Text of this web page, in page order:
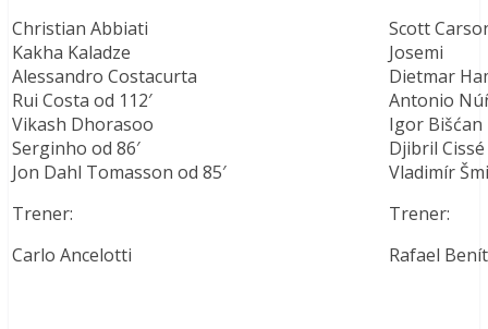
Christian Abbiati
Kakha Kaladze
Alessandro Costacurta
Rui Costa od 112′
Vikash Dhorasoo
Serginho od 86′
Jon Dahl Tomasson od 85′
Trener:
Carlo Ancelotti
Scott
Josemi
Dietmar
Antonio
Igor Bišćan
Djibril Cissé
Vladimír
Trener:
Rafael